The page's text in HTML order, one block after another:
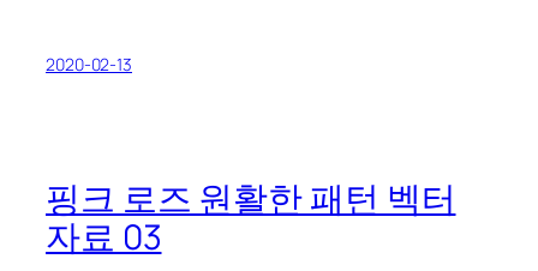
2020-02-13
핑크 로즈 원활한 패턴 벡터
자료 03